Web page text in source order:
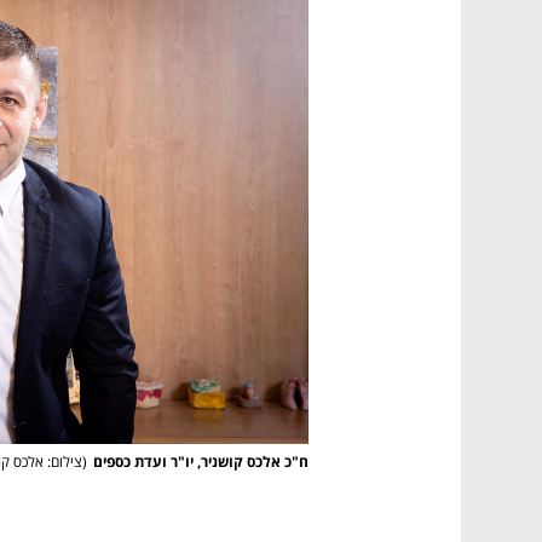
נפתח בכרטיסייה חדשה
נפתח בכרטיסייה חדשה
ח"כ אלכס קושניר, יו"ר ועדת כספים (צילום: אלכס